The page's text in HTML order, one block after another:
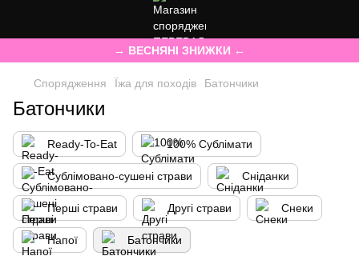
→ ВЕСНЯНІ ЗНИЖКИ ←
Спорядження Їжа для походів Батончики
Батончики
Ready-To-Eat 100% Сублімати
Сублімовано-сушені страви Сніданки
Перші страви Другі страви Снеки
Напої Батончики